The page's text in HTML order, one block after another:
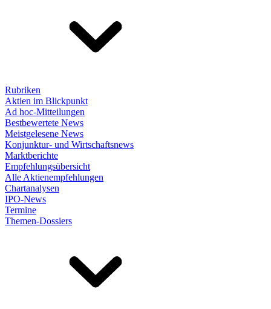
Rubriken
Aktien im Blickpunkt
Ad hoc-Mitteilungen
Bestbewertete News
Meistgelesene News
Konjunktur- und Wirtschaftsnews
Marktberichte
Empfehlungsübersicht
Alle Aktienempfehlungen
Chartanalysen
IPO-News
Termine
Themen-Dossiers